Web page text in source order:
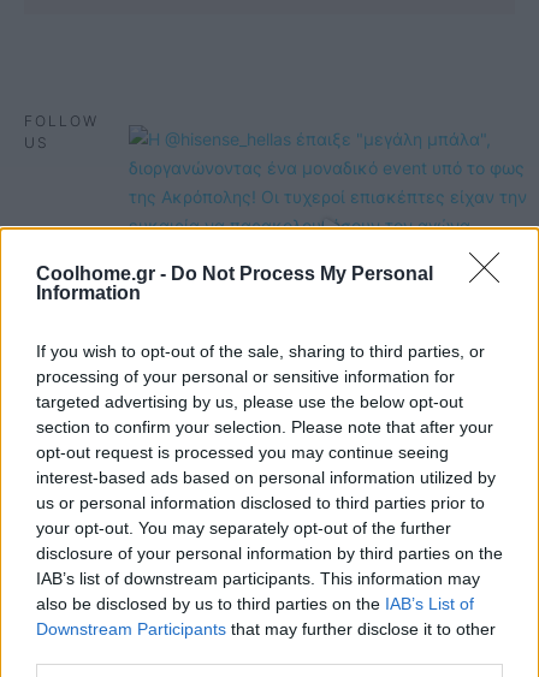
Coolhome.gr - Do Not Process My Personal
Information
If you wish to opt-out of the sale, sharing to third parties, or
processing of your personal or sensitive information for
targeted advertising by us, please use the below opt-out
section to confirm your selection. Please note that after your
opt-out request is processed you may continue seeing
interest-based ads based on personal information utilized by
us or personal information disclosed to third parties prior to
your opt-out. You may separately opt-out of the further
disclosure of your personal information by third parties on the
IAB’s list of downstream participants. This information may
also be disclosed by us to third parties on the IAB’s List of
Downstream Participants that may further disclose it to other
FOLLOW
US